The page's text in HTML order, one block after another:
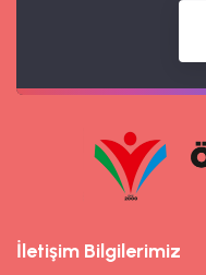
İletişim Bilgilerimiz